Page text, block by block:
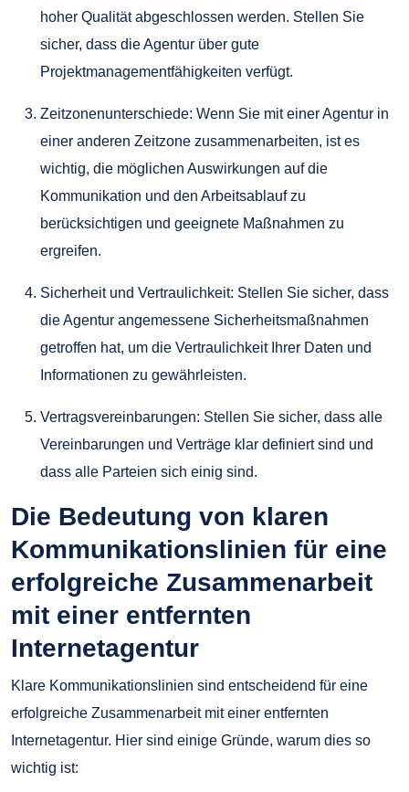
hoher Qualität abgeschlossen werden. Stellen Sie
sicher, dass die Agentur über gute
Projektmanagementfähigkeiten verfügt.
Zeitzonenunterschiede: Wenn Sie mit einer Agentur in
einer anderen Zeitzone zusammenarbeiten, ist es
wichtig, die möglichen Auswirkungen auf die
Kommunikation und den Arbeitsablauf zu
berücksichtigen und geeignete Maßnahmen zu
ergreifen.
Sicherheit und Vertraulichkeit: Stellen Sie sicher, dass
die Agentur angemessene Sicherheitsmaßnahmen
getroffen hat, um die Vertraulichkeit Ihrer Daten und
Informationen zu gewährleisten.
Vertragsvereinbarungen: Stellen Sie sicher, dass alle
Vereinbarungen und Verträge klar definiert sind und
dass alle Parteien sich einig sind.
Die Bedeutung von klaren
Kommunikationslinien für eine
erfolgreiche Zusammenarbeit
mit einer entfernten
Internetagentur
Klare Kommunikationslinien sind entscheidend für eine
erfolgreiche Zusammenarbeit mit einer entfernten
Internetagentur. Hier sind einige Gründe, warum dies so
wichtig ist: